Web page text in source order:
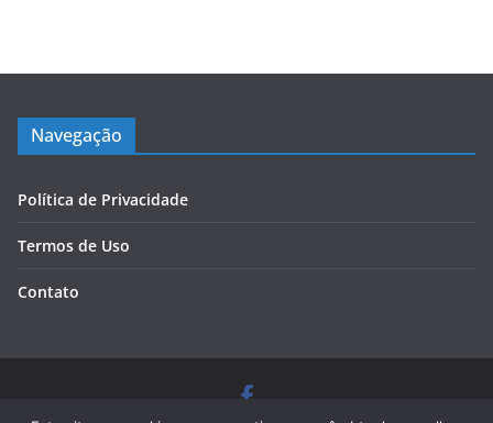
Navegação
Política de Privacidade
Termos de Uso
Contato